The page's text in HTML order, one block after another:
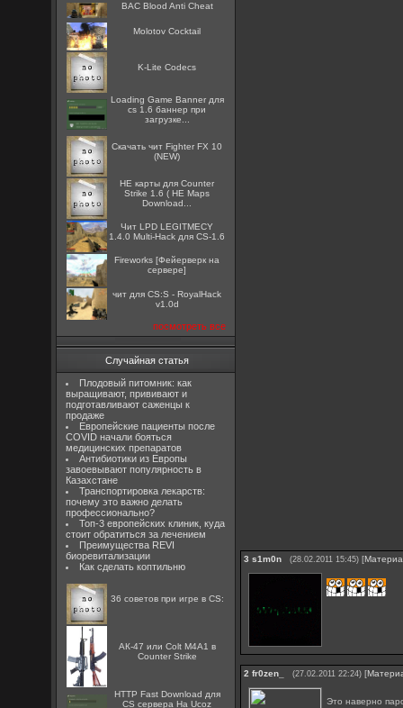
BAC Blood Anti Cheat
Molotov Cocktail
K-Lite Codecs
Loading Game Banner для
cs 1.6 баннер при
загрузке...
Скачать чит Fighter FX 10
(NEW)
HE карты для Counter
Strike 1.6 ( HE Maps
Download...
Чит LPD LEGITMECY
1.4.0 Multi-Hack для CS-1.6
Fireworks [Фейерверк на
сервере]
чит для CS:S - RoyalHack
v1.0d
посмотреть все
Случайная статья
Плодовый питомник: как
выращивают, прививают и
подготавливают саженцы к
продаже
Европейские пациенты после
COVID начали бояться
медицинских препаратов
Антибиотики из Европы
завоевывают популярность в
Казахстане
Транспортировка лекарств:
почему это важно делать
профессионально?
Топ-3 европейских клиник, куда
стоит обратиться за лечением
Преимущества REVI
биоревитализации
Как сделать коптильню
36 советов при игре в CS:
АК-47 или Colt M4A1 в
Counter Strike
HTTP Fast Download для
CS сервера На Ucoz
3 s1m0n (28.02.2011 15:45) [
2 fr0zen_ (27.02.2011 22:24) [
Это наверно